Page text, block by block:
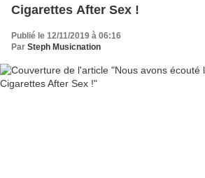
Cigarettes After Sex !
Publié le 12/11/2019 à 06:16
Par Steph Musicnation